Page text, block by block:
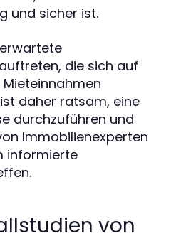
und sicher ist.
die sich auf
daher ratsam, eine
durchzuführen und
Immobilienexperten
informierte
von